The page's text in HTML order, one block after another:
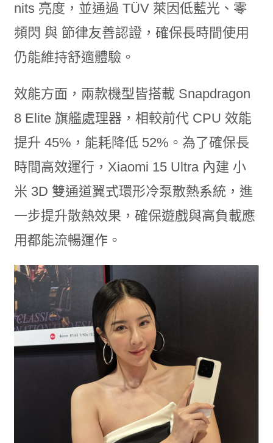
nits 亮度，並通過 TÜV 萊因低藍光、零
頻閃 與 節律友善認證，確保長時間使用
仍能維持舒適體驗。
效能方面，兩款機型皆搭載 Snapdragon
8 Elite 旗艦處理器，相較前代 CPU 效能
提升 45%，能耗降低 52%。為了確保長
時間高效運行，Xiaomi 15 Ultra 內建 小
米 3D 雙通道翼式環形冷泵散熱系統，進
一步提升散熱效果，確保遊戲與高負載應
用都能流暢運作。